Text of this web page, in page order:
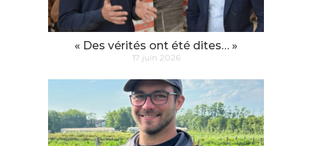
« Des vérités ont été dites… »
17 juin 2026